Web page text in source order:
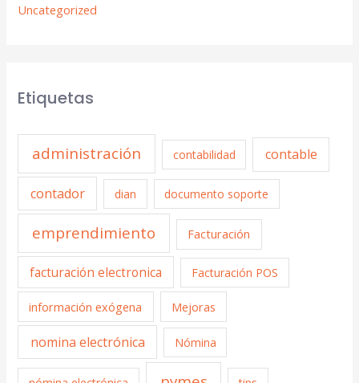
Uncategorized
Etiquetas
administración contabilidad contable
contador dian documento soporte
emprendimiento Facturación
facturación electronica Facturación POS
información exógena Mejoras
nomina electrónica Nómina